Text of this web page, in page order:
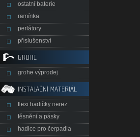
ostatní baterie
ramínka
perlátory
příslušenství
GROHE
grohe výprodej
INSTALAČNÍ MATERIÁL
flexi hadičky nerez
těsnění a pásky
hadice pro čerpadla